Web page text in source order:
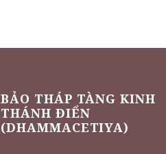
BẢO THÁP TÀNG KINH
THÁNH ĐIỂN
(DHAMMACETIYA)